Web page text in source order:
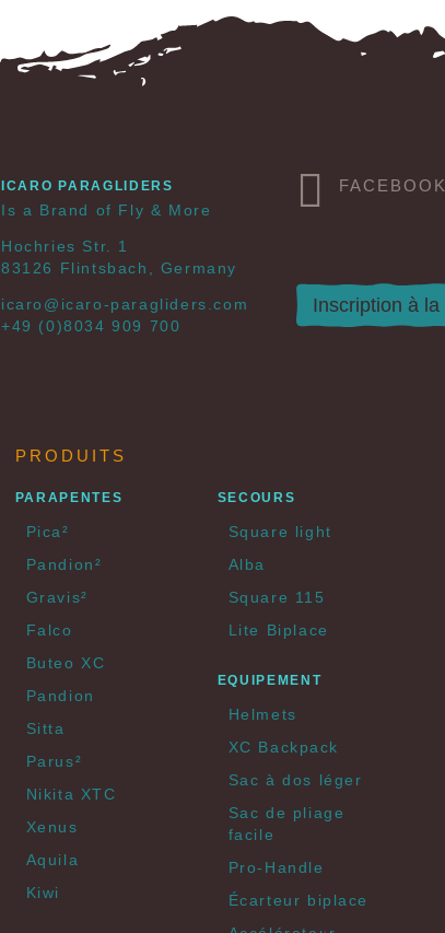
ICARO PARAGLIDERS
Is a Brand of Fly & More
Hochries Str. 1
83126 Flintsbach, Germany
icaro@icaro-paragliders.com
+49 (0)8034 909 700
FACEBOOK
PRODUITS
PARAPENTES
Pica²
Pandion²
Gravis²
Falco
Buteo XC
Pandion
Sitta
Parus²
Nikita XTC
Xenus
Aquila
Kiwi
SECOURS
Square light
Alba
Square 115
Lite Biplace
EQUIPEMENT
Helmets
XC Backpack
Sac à dos léger
Sac de pliage
facile
Pro-Handle
Écarteur biplace